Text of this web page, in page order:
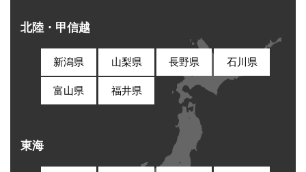
北陸・甲信越
新潟県 山梨県 長野県 石川県
富山県 福井県
東海